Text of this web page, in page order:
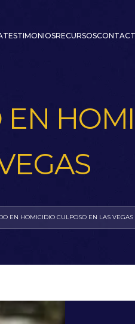
TESTIMONIOSRECURSOS
EN HOMICIDIO CULPOSO EN LAS VEGAS